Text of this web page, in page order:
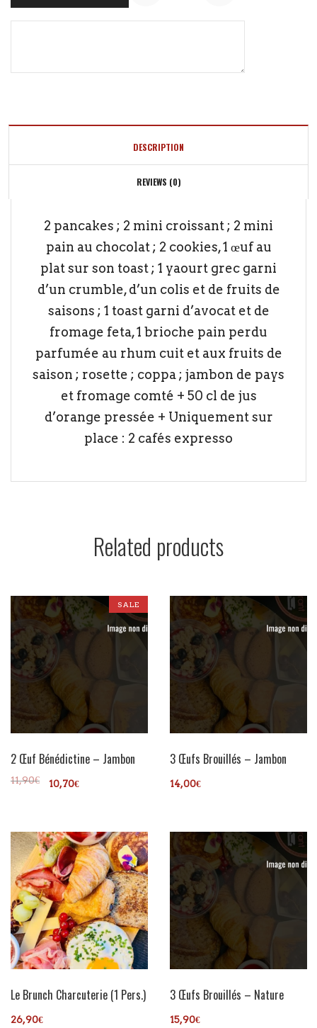
(2
DESCRIPTION
REVIEWS (0)
2 pancakes ; 2 mini croissant ; 2 mini
pain au chocolat ; 2 cookies, 1 œuf au
plat sur son toast ; 1 yaourt grec garni
d’un crumble, d’un colis et de fruits de
saisons ; 1 toast garni d’avocat et de
fromage feta, 1 brioche pain perdu
parfumée au rhum cuit et aux fruits de
saison ; rosette ; coppa ; jambon de pays
et fromage comté + 50 cl de jus
d’orange pressée + Uniquement sur
place : 2 cafés expresso
Related products
SALE
ADD TO CART
2 Œuf Bénédictine – Jambon
11,90€ 10,70€
ADD TO CART
3 Œufs Brouillés – Jambon
14,00€
Le Brunch Charcuterie (1 Pers.)
26,90€
3 Œufs Brouillés – Nature
15,90€